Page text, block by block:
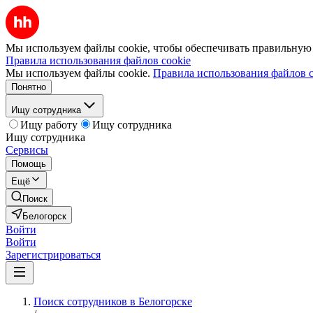
Мы используем файлы cookie, чтобы обеспечивать правильную
Правила использования файлов cookie
Мы используем файлы cookie. Правила использования файлов
Понятно
Ищу сотрудника
Ищу работу
Ищу сотрудника
Ищу сотрудника
Сервисы
Помощь
Ещё
Поиск
Белогорск
Войти
Войти
Зарегистрироваться
Поиск сотрудников в Белогорске